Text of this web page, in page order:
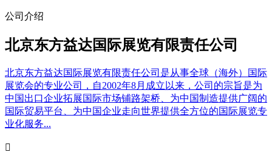
公司介绍
北京东方益达国际展览有限责任公司
北京东方益达国际展览有限责任公司是从事全球（海外）国际
展览会的专业公司，自2002年8月成立以来，公司的宗旨是为
中国出口企业拓展国际市场铺路架桥、为中国制造提供广阔的
国际贸易平台、为中国企业走向世界提供全方位的国际展览专
业化服务...
